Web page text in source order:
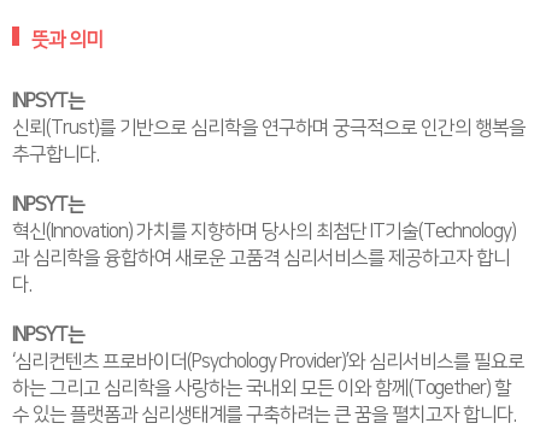
뜻과 의미
INPSYT는
신뢰(Trust)를 기반으로 심리학을 연구하며 궁극적으로 인간의 행복을
추구합니다.
INPSYT는
혁신(Innovation) 가치를 지향하며 당사의 최첨단 IT기술(Technology)
과 심리학을 융합하여 새로운 고품격 심리서비스를 제공하고자 합니
다.
INPSYT는
‘심리컨텐츠 프로바이더(Psychology Provider)’와 심리서비스를 필요로
하는 그리고 심리학을 사랑하는 국내외 모든 이와 함께(Together) 할
수 있는 플랫폼과 심리생태계를 구축하려는 큰 꿈을 펼치고자 합니다.